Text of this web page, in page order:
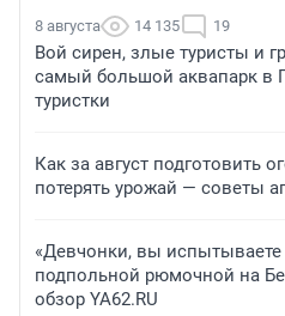
8 августа 14 135 19
Вой сирен, злые туристы и
самый большой аквапарк в
туристки
Как за август подготовить
потерять урожай — советы
«Девчонки, вы испытываете
подпольной рюмочной на
обзор YA62.RU